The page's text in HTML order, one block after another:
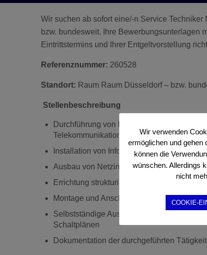
Wir suchen ab sofort eine/-n Service
bzw. bundesweit. Ihre Bewerbungsunterlagen
Eintrittstermins und Ihrer Entgeltvorstellung
Referenznummer: 260528
Standort: Raum Raum Düsseldorf – bzw.
Stellenbeschreibung
Durchführung von Inspektions-, Wartungs-
Telekommunikationstechnik)
Installation von Informations- und
Ausbau von Netzinfrastrukturen
Errichtung strukturierter
Montage und Anschalten von
Selbstständige Ausführung von Arbeiten
Schaltplänen
Dokumentation der durchgeführten
Wir verwenden
ermöglichen und gehen
können die
wünschen. Allerdings
nicht
COOKIE-